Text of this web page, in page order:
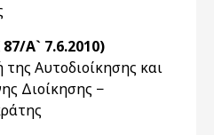
Α` 7.6.2010)
της Αυτοδιοίκησης και
Διοίκησης −